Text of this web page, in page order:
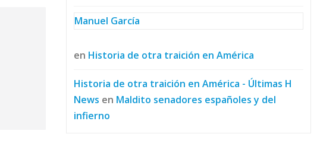
Manuel García
en Historia de otra traición en América
Historia de otra traición en América - Últimas H
News en Maldito senadores españoles y del
infierno